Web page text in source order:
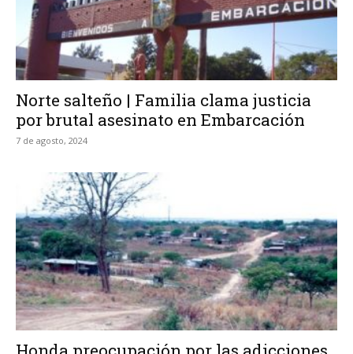
Norte salteño | Familia clama justicia
por brutal asesinato en Embarcación
7 de agosto, 2024